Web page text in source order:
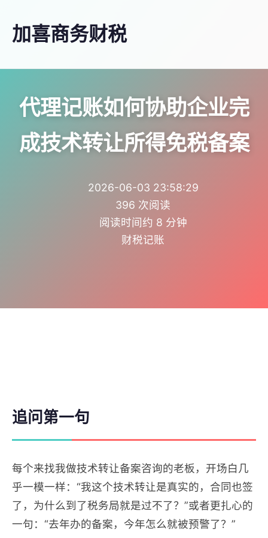
加喜商务财税
代理记账如何协助企业完
成技术转让所得免税备案
2026-06-03 23:58:29
396 次阅读
阅读时间约 8 分钟
财税记账
追问第一句
每个来找我做技术转让备案咨询的老板，开场白几
乎一模一样：“我这个技术转让是真实的，合同也签
了，为什么到了税务局就是过不了？”或者更扎心的
一句：“去年办的备案，今年怎么就被预警了？”